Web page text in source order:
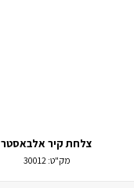
צלחת קיר אלבאסטר
מק"ט:30012